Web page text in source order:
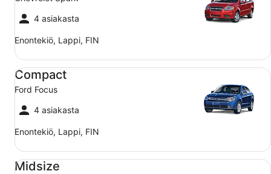
4 asiakasta
Enontekiö, Lappi, FIN
Compact
Ford Focus
4 asiakasta
Enontekiö, Lappi, FIN
Compact Ford Focus
Midsize
Midsize Toyota Corolla